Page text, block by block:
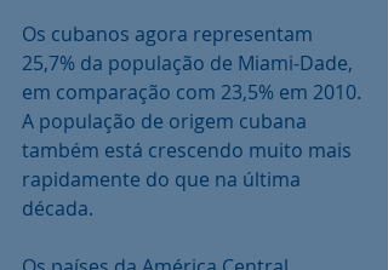
Os cubanos agora representam
25,7% da população de Miami-Dade,
em comparação com 23,5% em 2010.
A população de origem cubana
também está crescendo muito mais
rapidamente do que na última
década.